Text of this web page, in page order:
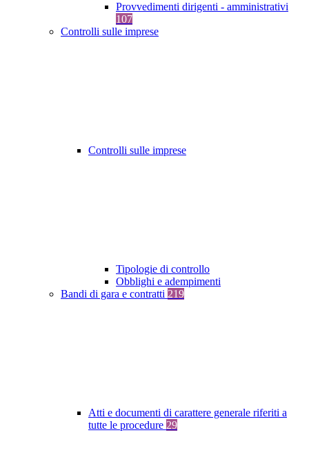
Provvedimenti dirigenti - amministrativi
107
Controlli sulle imprese
Controlli sulle imprese
Tipologie di controllo
Obblighi e adempimenti
Bandi di gara e contratti 219
Atti e documenti di carattere generale riferiti a
tutte le procedure 29